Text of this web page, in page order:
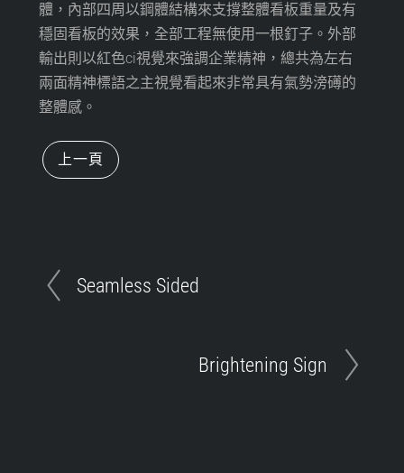
體，內部四周以鋼體結構來支撐整體看板重量及有
穩固看板的效果，全部工程無使用一根釘子。外部
輸出則以紅色ci視覺來強調企業精神，總共為左右
兩面精神標語之主視覺看起來非常具有氣勢滂礡的
整體感。
上一頁
Seamless Sided
Brightening Sign